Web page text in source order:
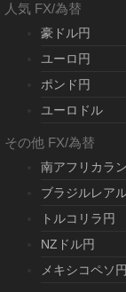
人気 FX/為替
豪ドル円
ユーロ円
ポンド円
ユーロドル
その他 FX/為替
南アフリカラ
ブラジルレア
トルコリラ円
NZドル円
メキシコペソ円